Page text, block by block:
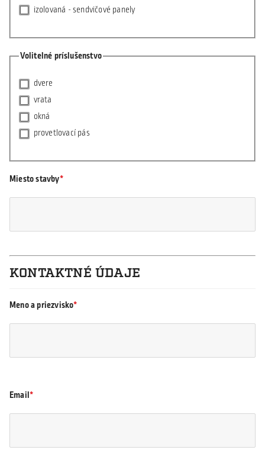
izolovaná - sendvičové panely
Volitelné príslušenstvo
dvere
vrata
okná
provetlovací pás
Miesto stavby
KONTAKTNÉ ÚDAJE
Meno a priezvisko
Email